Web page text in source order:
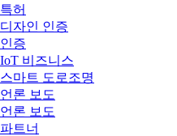
특허
디자인 인증
인증
IoT 비즈니스
스마트 도로조명
언론 보도
언론 보도
파트너